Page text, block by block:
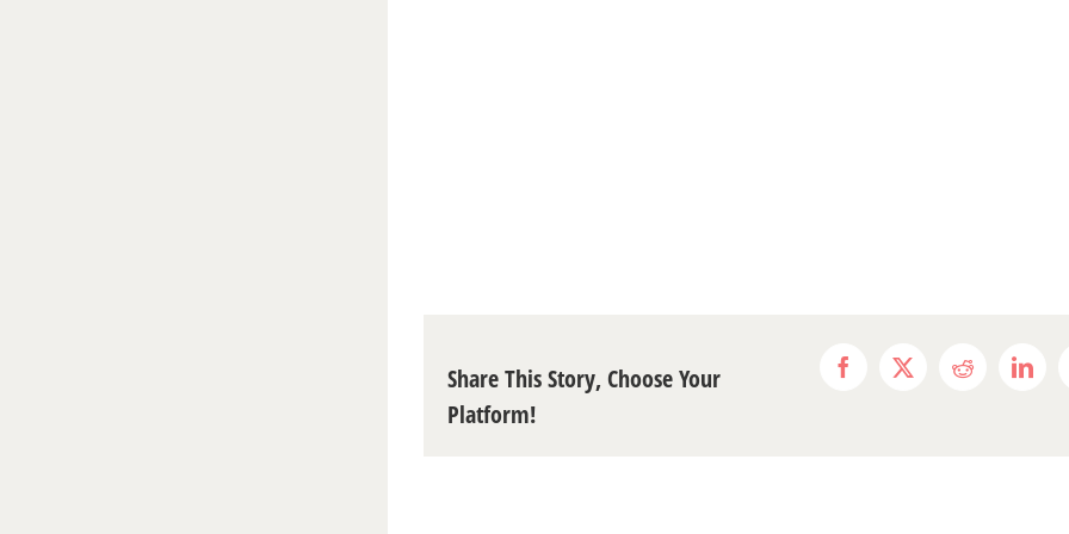
Share This Story, Choose Your
Platform!
Facebook
X Reddit